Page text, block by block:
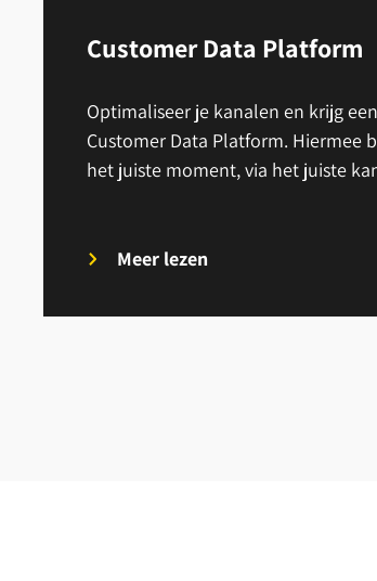
Customer Data Platform
Optimaliseer je kanalen en krijg
Customer Data Platform. Hiermee
het juiste moment, via het juiste
Meer lezen